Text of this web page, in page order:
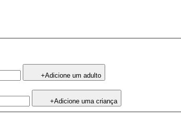
+Adicione um adulto
+Adicione uma criança